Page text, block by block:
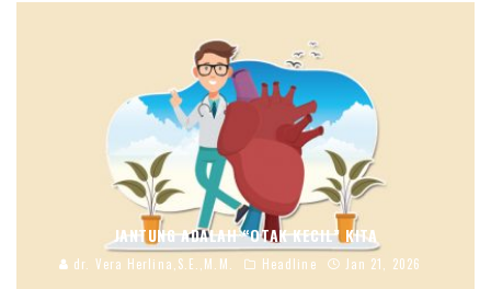
JANTUNG ADALAH “OTAK KECIL” KITA
dr. Vera Herlina,S.E.,M.M. Headline Jan 21, 2026